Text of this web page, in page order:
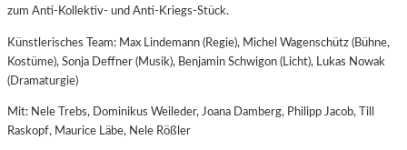
zum Anti-Kollektiv- und Anti-Kriegs-Stück.
Künstlerisches Team: Max Lindemann (Regie), Michel Wagenschütz (Bühne,
Kostüme), Sonja Deffner (Musik), Benjamin Schwigon (Licht), Lukas Nowak
(Dramaturgie)
Mit: Nele Trebs, Dominikus Weileder, Joana Damberg, Philipp Jacob, Till
Raskopf, Maurice Läbe, Nele Rößler